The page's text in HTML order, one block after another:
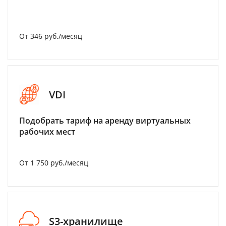
От 346 руб./месяц
VDI
Подобрать тариф на аренду виртуальных
рабочих мест
От 1 750 руб./месяц
S3-хранилище